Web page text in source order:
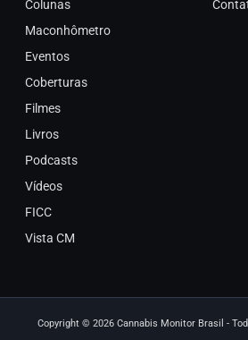
Colunas
Maconhômetro
Eventos
Coberturas
Filmes
Livros
Podcasts
Vídeos
FICC
Vista CM
Copyright © 2026 Cannabis Monitor Brasil -